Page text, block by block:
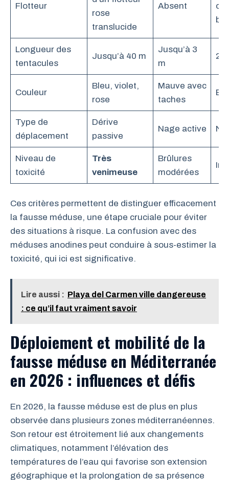
Flotteur
rose
translucide
Absent
Longueur des
tentacules
Jusqu’à 40 m
Jusqu’à 3
m
2-
Couleur
Bleu, violet,
rose
Mauve avec
taches
Type de
déplacement
Dérive
passive
Nage active
Niveau de
toxicité
Très
venimeuse
Brûlures
modérées
Ces critères permettent de distinguer efficacement
la fausse méduse, une étape cruciale pour éviter
des situations à risque. La confusion avec des
méduses anodines peut conduire à sous-estimer la
toxicité, qui ici est significative.
Lire aussi : Playa del Carmen ville dangereuse
: ce qu’il faut vraiment savoir
Déploiement et mobilité de la
fausse méduse en Méditerranée
en 2026 : influences et défis
En 2026, la fausse méduse est de plus en plus
observée dans plusieurs zones méditerranéennes.
Son retour est étroitement lié aux changements
climatiques, notamment l’élévation des
températures de l’eau qui favorise son extension
géographique et la prolongation de sa présence